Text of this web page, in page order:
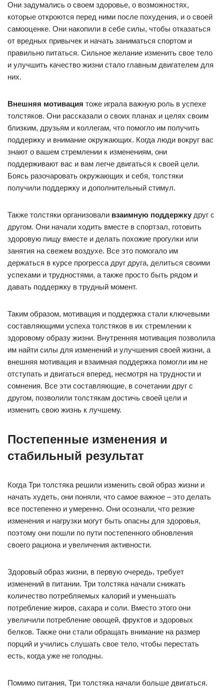
Они задумались о своем здоровье, о возможностях,
которые откроются перед ними после похудения, и о своей
самооценке. Они накопили в себе силы, чтобы отказаться
от вредных привычек и начать заниматься спортом и
правильно питаться. Сильное желание изменить свое тело
и улучшить качество жизни стало главным двигателем для
них.
Внешняя мотивация тоже играла важную роль в успехе
толстяков. Они рассказали о своих планах и целях своим
близким, друзьям и коллегам, что помогло им получить
поддержку и внимание окружающих. Когда люди вокруг вас
знают о вашем стремлении к изменениям, они
поддерживают вас и вам легче двигаться к своей цели.
Боясь разочаровать окружающих и себя, толстяки
получили поддержку и дополнительный стимул.
Также толстяки организовали взаимную поддержку друг с
другом. Они начали ходить вместе в спортзал, готовить
здоровую пищу вместе и делать похожие прогулки или
занятия на свежем воздухе. Все это помогало им
держаться в курсе прогресса друг друга, делиться своими
успехами и трудностями, а также просто быть рядом и
давать поддержку в трудный момент.
Таким образом, мотивация и поддержка стали ключевыми
составляющими успеха толстяков в их стремлении к
здоровому образу жизни. Внутренняя мотивация позволила
им найти силы для изменений и улучшения своей жизни, а
внешняя мотивация и взаимная поддержка помогли им не
отступать и двигаться вперед, несмотря на трудности и
сомнения. Все эти составляющие, в сочетании друг с
другом, позволили толстякам достичь своей цели и
изменить свою жизнь к лучшему.
Постепенные изменения и
стабильный результат
Когда Три толстяка решили изменить свой образ жизни и
начать худеть, они поняли, что самое важное – это делать
все постепенно и умеренно. Они осознали, что резкие
изменения и нагрузки могут быть опасны для здоровья,
поэтому они пошли по пути постепенного обновления
своего рациона и увеличения активности.
Здоровый образ жизни, в первую очередь, требует
изменений в питании. Три толстяка начали снижать
количество потребляемых калорий и уменьшать
потребление жиров, сахара и соли. Вместо этого они
увеличили потребление овощей, фруктов и здоровых
белков. Также они стали обращать внимание на размер
порций и учились слушать свое тело, чтобы перестать
есть, когда уже не голодны.
Помимо питания, Три толстяка начали больше двигаться.